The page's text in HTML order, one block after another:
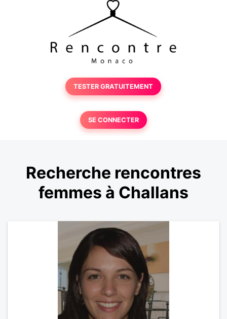
TESTER GRATUITEMENT
SE CONNECTER
Recherche rencontres
femmes à Challans